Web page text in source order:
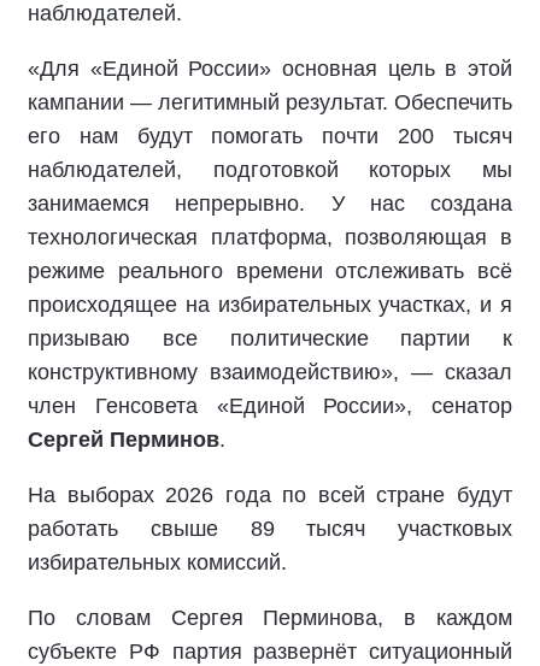
наблюдателей.
«Для «Единой России» основная цель в этой
кампании — легитимный результат. Обеспечить
его нам будут помогать почти 200 тысяч
наблюдателей, подготовкой которых мы
занимаемся непрерывно. У нас создана
технологическая платформа, позволяющая в
режиме реального времени отслеживать всё
происходящее на избирательных участках, и я
призываю все политические партии к
конструктивному взаимодействию», — сказал
член Генсовета «Единой России», сенатор
Сергей Перминов.
На выборах 2026 года по всей стране будут
работать свыше 89 тысяч участковых
избирательных комиссий.
По словам Сергея Перминова, в каждом
субъекте РФ партия развернёт ситуационный